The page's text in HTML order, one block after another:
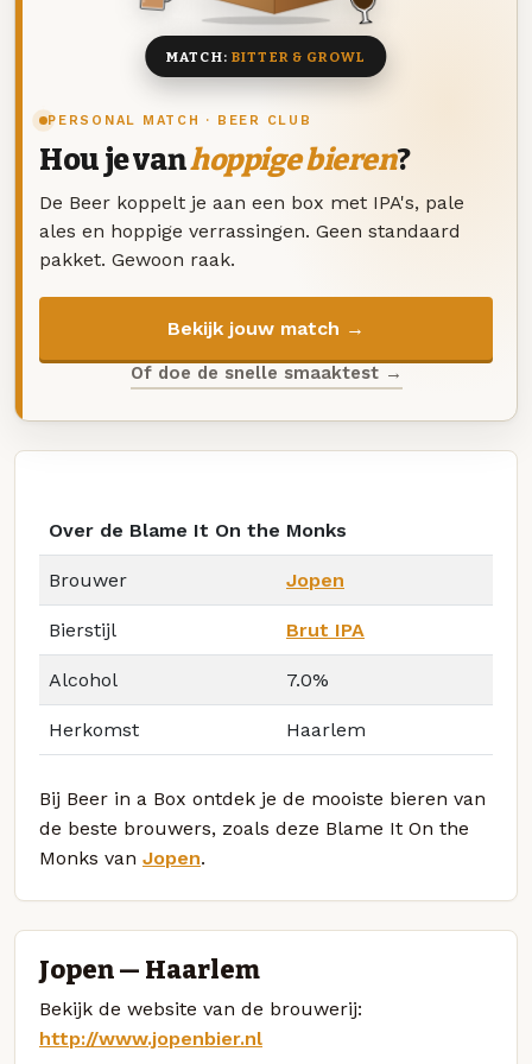
PERSONAL MATCH · BEER CLUB
Hou je vanhoppige bieren?
De Beer koppelt je aan een box met IPA's, pale
ales en hoppige verrassingen. Geen standaard
pakket. Gewoon raak.
Bekijk jouw match →
Of doe de snelle smaaktest →
MATCH: BITTER & GROWL
Over de Blame It On the Monks
Brouwer Jopen
Bierstijl Brut IPA
Alcohol 7.0%
Herkomst Haarlem
Bij Beer in a Box ontdek je de mooiste bieren van
de beste brouwers, zoals deze Blame It On the
Monks van Jopen.
Jopen — Haarlem
Bekijk de website van de brouwerij:
http://www.jopenbier.nl